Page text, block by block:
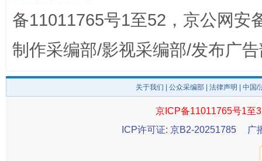
东山县通报“牛蛙产品抗生素超标问题” 法
备11011765号1至52，京公网安
制作采编部/影视采编部/发布广
关于我们 公众采编部 法律声明 | 中国
京ICP备11011765号1至
ICP许可证: 京B2-20251785
广